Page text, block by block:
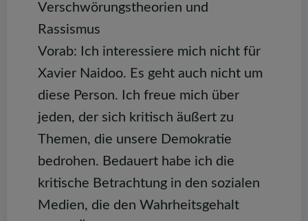
Verschwörungstheorien und
Rassismus
Vorab: Ich interessiere mich nicht für
Xavier Naidoo. Es geht auch nicht um
diese Person. Ich freue mich über
jeden, der sich kritisch äußert zu
Themen, die unsere Demokratie
bedrohen. Bedauert habe ich die
kritische Betrachtung in den sozialen
Medien, die den Wahrheitsgehalt